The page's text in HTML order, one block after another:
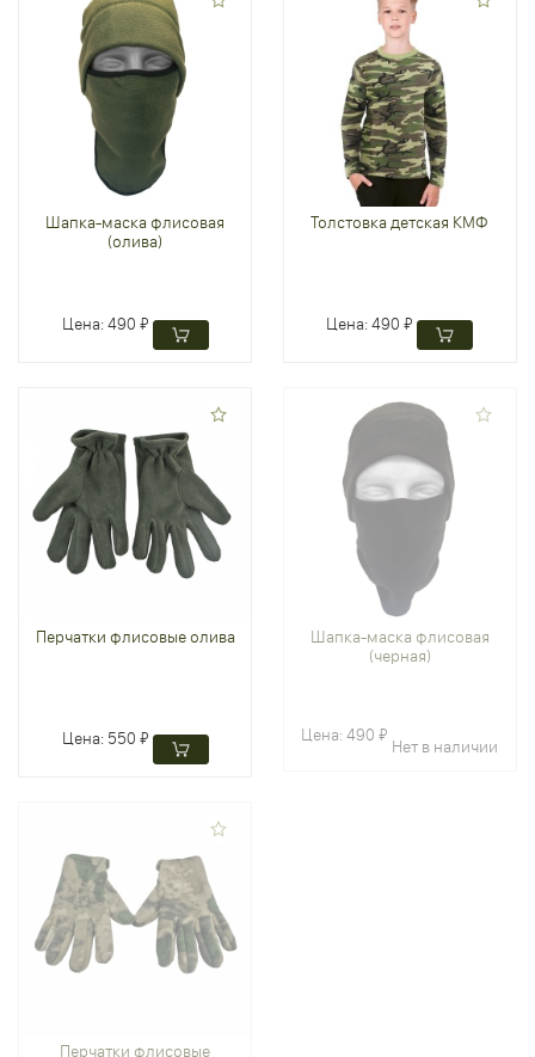
Шапка-маска флисовая
(олива)
Цена:490 ₽
Толстовка детская КМФ
Цена:490 ₽
Перчатки флисовые олива
Цена: 550 ₽
Шапка-маска флисовая
(черная)
Цена:490 ₽
Нет в наличии
Перчатки флисовые